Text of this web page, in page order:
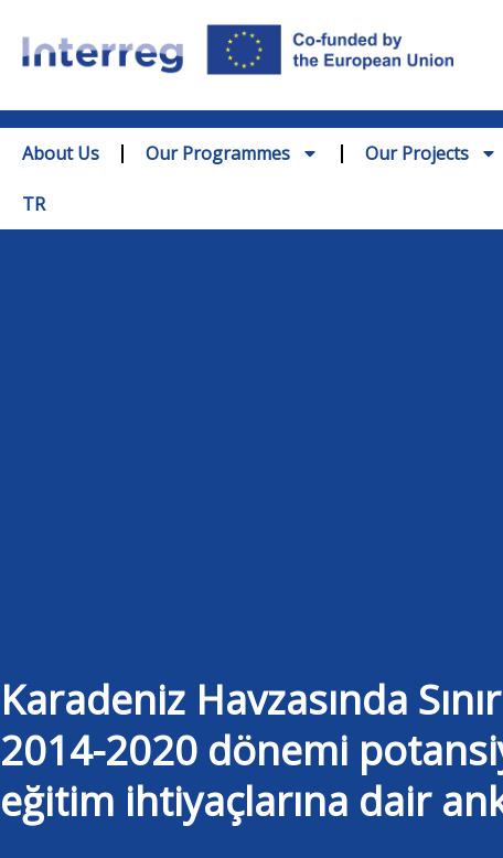
About Us Our Programmes Our Projects
TR
Karadeniz Havzasında
2014-2020 dönemi
eğitim ihtiyaçlarına dair